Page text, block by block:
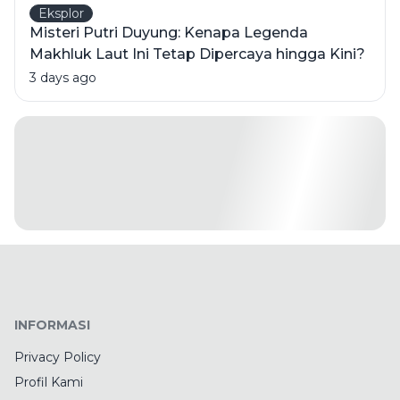
Eksplor
Misteri Putri Duyung: Kenapa Legenda
Makhluk Laut Ini Tetap Dipercaya hingga Kini?
3 days ago
INFORMASI
Privacy Policy
Profil Kami